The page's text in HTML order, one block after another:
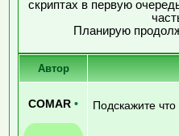
скриптах в первую
Планирую
Автор
COMAR • Подскажите